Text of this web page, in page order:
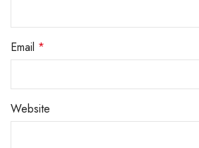
Email *
Website